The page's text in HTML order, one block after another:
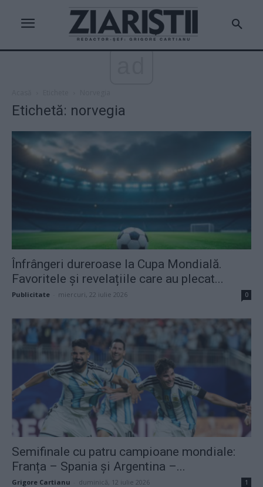
Etichetă: norvegia
Înfrângeri dureroase la Cupa Mondială.
Favoritele și revelațiile care au plecat...
Publicitate miercuri, 22 iulie 2026 0
Semifinale cu patru campioane mondiale:
Franța – Spania și Argentina –...
Grigore Cartianu duminică, 12 iulie 2026 1